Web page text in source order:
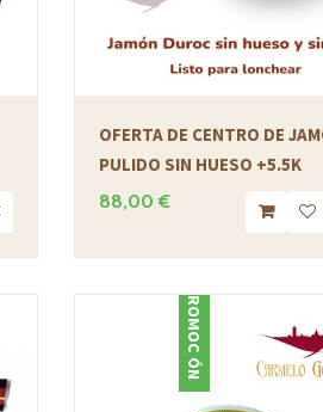
OFERTA DE CENTRO DE
PULIDO SIN HUESO +5.5K
88,00 €
PROMOCIÓN